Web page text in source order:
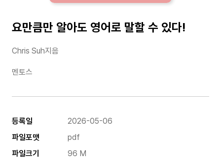
요만큼만 알아도 영어로 말할 수 있다!
Chris Suh지음
멘토스
등록일
2026-05-06
파일포맷
pdf
파일크기
96 M